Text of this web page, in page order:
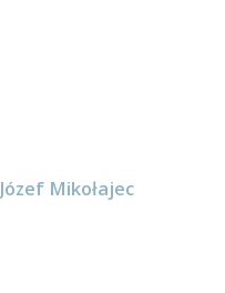
Mikołajec